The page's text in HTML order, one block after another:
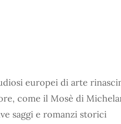
europei di arte
come il Mosè di
saggi e romanzi storici